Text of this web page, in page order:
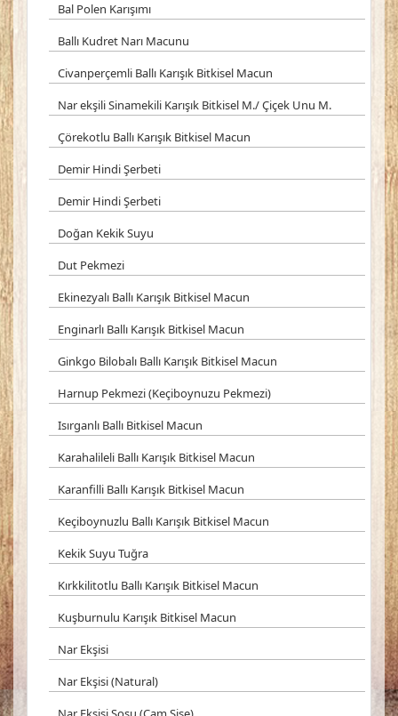
Bal Polen Karışımı
Ballı Kudret Narı Macunu
Civanperçemli Ballı Karışık Bitkisel Macun
Nar ekşili Sinamekili Karışık Bitkisel M./ Çiçek Unu M.
Çörekotlu Ballı Karışık Bitkisel Macun
Demir Hindi Şerbeti
Demir Hindi Şerbeti
Doğan Kekik Suyu
Dut Pekmezi
Ekinezyalı Ballı Karışık Bitkisel Macun
Enginarlı Ballı Karışık Bitkisel Macun
Ginkgo Bilobalı Ballı Karışık Bitkisel Macun
Harnup Pekmezi (Keçiboynuzu Pekmezi)
Isırganlı Ballı Bitkisel Macun
Karahalileli Ballı Karışık Bitkisel Macun
Karanfilli Ballı Karışık Bitkisel Macun
Keçiboynuzlu Ballı Karışık Bitkisel Macun
Kekik Suyu Tuğra
Kırkkilitotlu Ballı Karışık Bitkisel Macun
Kuşburnulu Karışık Bitkisel Macun
Nar Ekşisi
Nar Ekşisi (Natural)